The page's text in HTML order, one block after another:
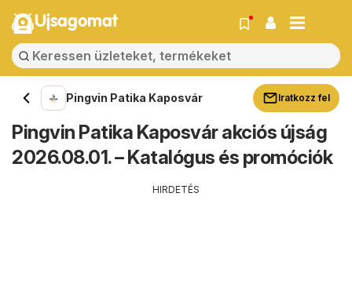
Ujsagomat
Pingvin Patika Kaposvár Iratkozz fel
Pingvin Patika Kaposvár akciós újság
2026.08.01. – Katalógus és promóciók
HIRDETÉS